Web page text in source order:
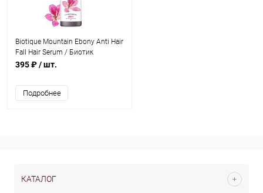
Biotique Mountain Ebony Anti Hair
Fall Hair Serum / Биотик
Сыворотка Против Выпадения
395 ₽/ шт.
Подробнее
КАТАЛОГ